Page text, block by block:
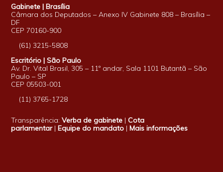
Gabinete | Brasília
Câmara dos Deputados – Anexo IV Gabinete 808 – Brasília –
DF
CEP 70160-900
(61) 3215-5808
Escritório | São Paulo
Av. Dr. Vital Brasil, 305 – 11º andar, Sala 1101 Butantã – São
Paulo – SP
CEP 05503-001
(11) 3765-1728
Transparência:Verba de gabinete |Cota
parlamentar|Equipe do mandato |Mais informações